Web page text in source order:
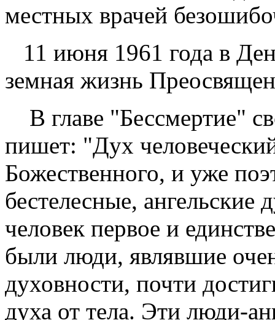
местных врачей
11 июня 1961 года в
земная жизнь
В главе "Бессмертие"
пишет: "Дух
Божественного, и уже
бестелесные,
человек первое и
были люди, являвшие
духовности, почти
духа от тела. Эти люди-